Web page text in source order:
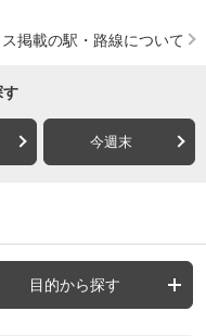
掲載の駅・路線について
す
今週末
目的から探す